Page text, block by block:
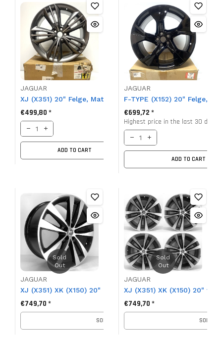
JAGUAR
XJ (X351) 20" Felge, Mataiva, C2D10951
€499,80 *
ADD TO CART
JAGUAR
F-TYPE (X152) 20" Felge,
€699,72 *
Highest price in the last 30 days
ADD TO CART
Sold
Out
JAGUAR
XJ (X351) XK (X150) 20" hinteres Felgenpaar, Venom,
€749,70 *
SOLD OUT
Sold
Out
JAGUAR
XJ (X351) XK (X150) 20"
€749,70 *
SOLD